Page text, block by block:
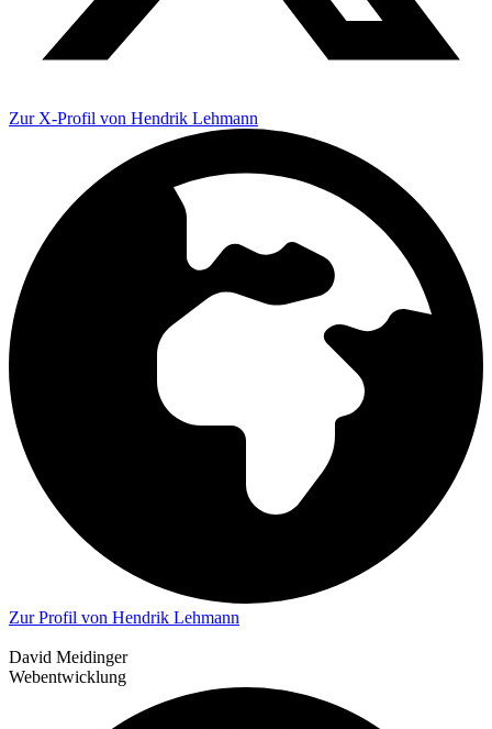
Zur X-Profil von Hendrik Lehmann
Zur Profil von Hendrik Lehmann
David Meidinger
Webentwicklung